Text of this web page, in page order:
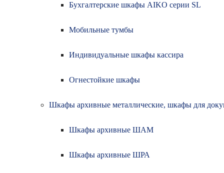
Бухгалтерские шкафы AIKO серии SL
Мобильные тумбы
Индивидуальные шкафы кассира
Огнестойкие шкафы
Шкафы архивные металлические, шкафы для
Шкафы архивные ШАМ
Шкафы архивные ШРА